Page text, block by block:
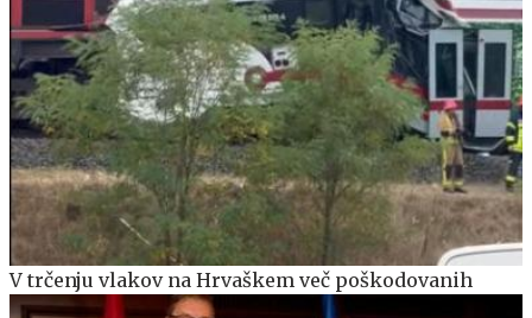
V trčenju vlakov na Hrvaškem več poškodovanih